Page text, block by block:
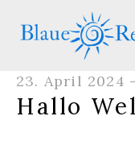
23. April 2024
Hallo